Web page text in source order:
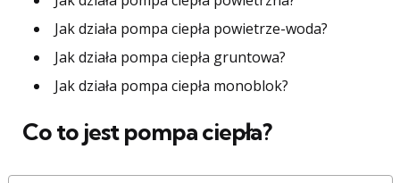
Jak działa pompa ciepła powietrze-woda?
Jak działa pompa ciepła gruntowa?
Jak działa pompa ciepła monoblok?
Co to jest pompa ciepła?